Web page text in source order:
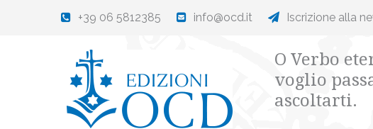
+39 06 5812385 info@ocd.it Iscrizione alla
O Verbo
voglio
ascoltarti.